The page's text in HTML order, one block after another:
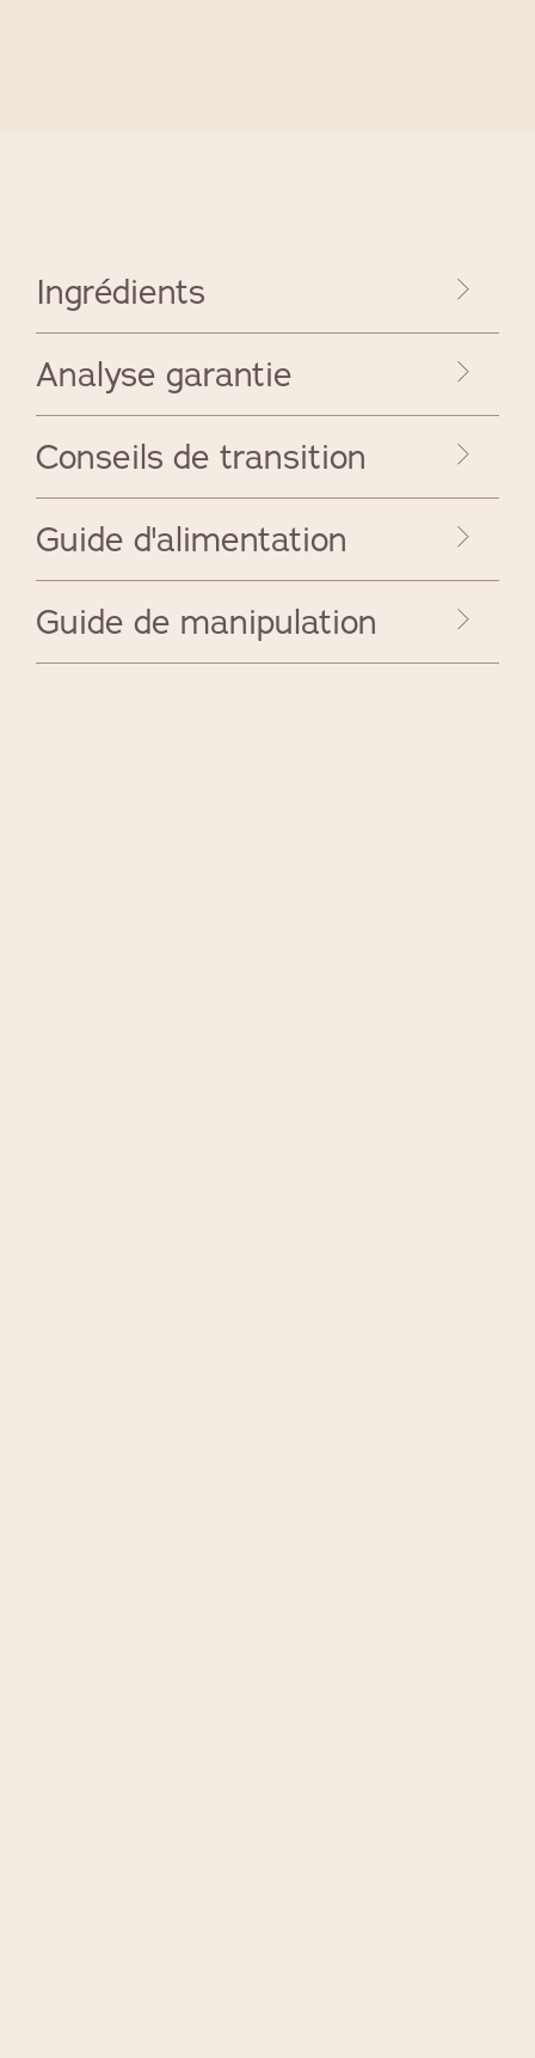
Ingrédients
Analyse garantie
Conseils de transition
Guide d'alimentation
Guide de manipulation